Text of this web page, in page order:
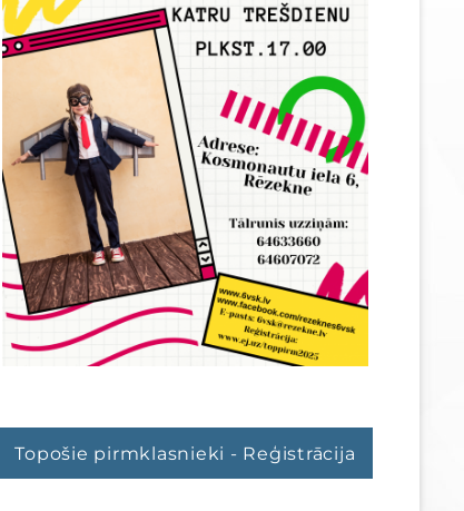
Topošie pirmklasnieki - Reģistrācija